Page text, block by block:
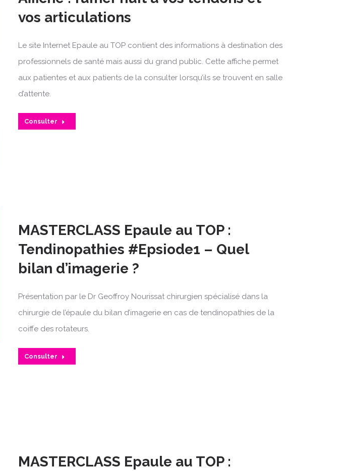
vos articulations
Le site Internet Epaule au TOP contient des informations à destination des
professionnels de santé mais aussi du grand public. Cette affiche permet
aux patientes et aux patients de la consulter lorsqu’ils se trouvent en salle
d’attente.
Consulter
MASTERCLASS Epaule au TOP :
Tendinopathies #Epsiode1 – Quel
bilan d’imagerie ?
Présentation par le Dr Geoffroy Nourissat chirurgien spécialisé dans la
chirurgie de l’épaule du bilan d’imagerie en cas de tendinopathies de la
coiffe des rotateurs.
Consulter
MASTERCLASS Epaule au TOP :